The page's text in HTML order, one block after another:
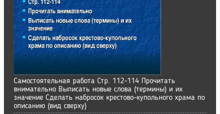
Самостоятельная работа Стр. 112-114 Прочитать
внимательно Выписать новые слова (термины) и их
значение Сделать набросок крестово-купольного храма по
описанию (вид сверху)